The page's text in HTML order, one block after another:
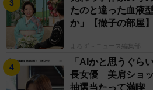
たのと違った血液
か」【徹子の部屋】
よろず～ニュース編集部
「AIかと思うぐら
長女優 美肩ショ
抽選当たって満喫